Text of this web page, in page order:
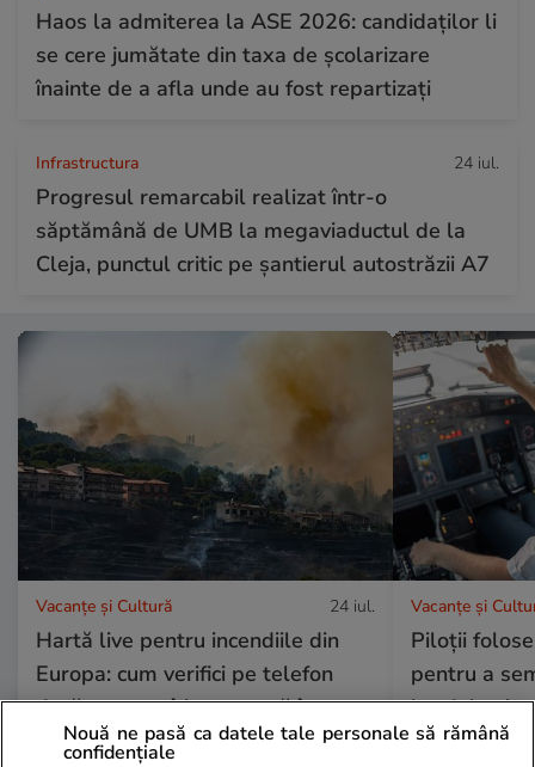
Haos la admiterea la ASE 2026: candidaților li
se cere jumătate din taxa de școlarizare
înainte de a afla unde au fost repartizați
Infrastructura 24 iul.
Progresul remarcabil realizat într-o
săptămână de UMB la megaviaductul de la
Cleja, punctul critic pe șantierul autostrăzii A7
Vacanțe și Cultură 24 iul.
Hartă live pentru incendiile din
Europa: cum verifici pe telefon
dacă vacanța îți este pusă în
pericol
Vacanțe și
Piloții
pentru a
bordul
să fie
Nouă ne pasă ca datele tale personale să rămână
confidențiale